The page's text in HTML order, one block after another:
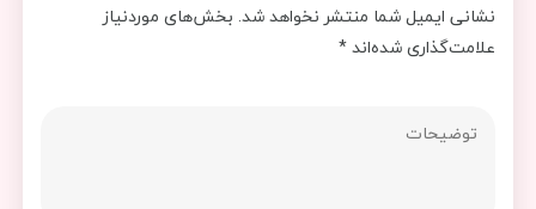
نشانی ایمیل شما منتشر نخواهد شد. بخش‌های موردنیاز
علامت‌گذاری شده‌اند*